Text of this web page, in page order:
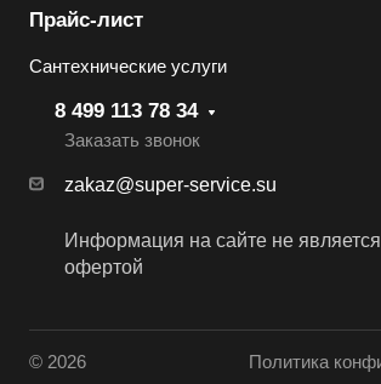
Прайс-лист
Сантехнические услуги
8 499 113 78 34
Заказать звонок
zakaz@super-service.su
Информация на сайте не
офертой
© 2026 Политика